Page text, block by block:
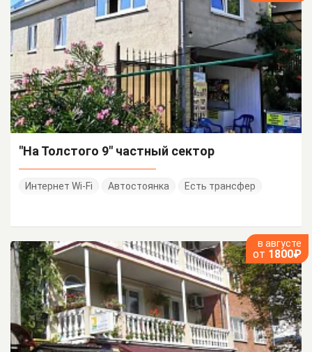
"На Толстого 9" частный сектор
Интернет Wi-Fi Автостоянка Есть трансфер
в августе
от 1800₽